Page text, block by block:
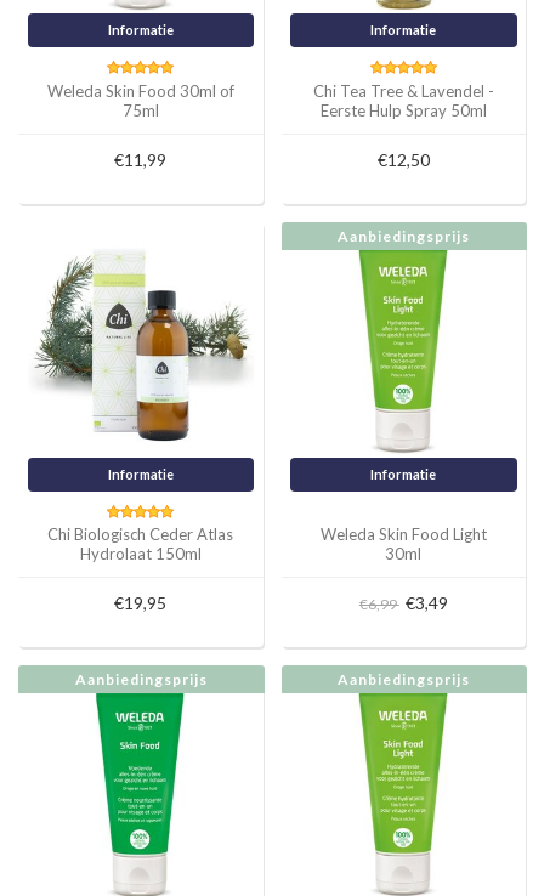
Informatie
Weleda Skin Food 30ml of
75ml
€11,99
Informatie
Chi Tea Tree & Lavendel -
Eerste Hulp Spray 50ml
€12,50
Informatie
Chi Biologisch Ceder Atlas
Hydrolaat 150ml
€19,95
Aanbiedingsprijs
Informatie
Weleda Skin Food Light
30ml
€6,99 €3,49
Aanbiedingsprijs Aanbiedingsprijs